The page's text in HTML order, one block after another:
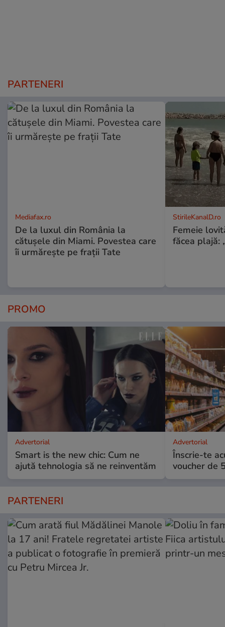
PARTENERI
Mediafax.ro
De la luxul din România la
cătușele din Miami. Povestea care
îi urmărește pe frații Tate
StirileKanalD.ro
Femeie
făcea plajă:
PROMO
Advertorial
Smart is the new chic: Cum ne
ajută tehnologia să ne reinventăm
Advertorial
Înscrie-te
voucher de
PARTENERI